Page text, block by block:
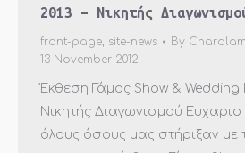
2013 – Νικητής
front-page, site-news By
13 November 2012
Έκθεση Γάμος Show & Wedding
Νικητής Διαγωνισμού
όλους όσους μας στήριξαν με